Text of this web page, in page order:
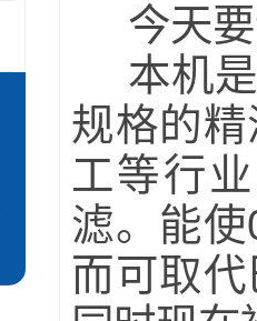
今天
本机
规格的
工等行
滤。能使
而可取